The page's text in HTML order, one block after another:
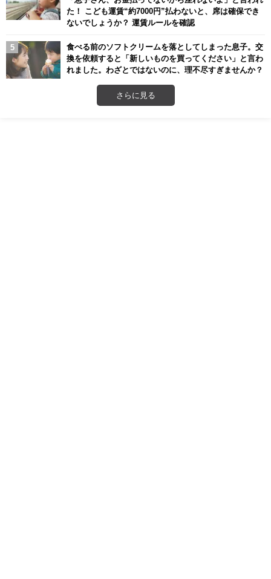
た！ こども運賃“約7000円”払わないと、席は確保でき
ないでしょうか？ 運賃ルールを確認
食べる前のソフトクリームを落としてしまった息子。交
換を依頼すると「新しいものを買ってください」と言わ
れました。わざとではないのに、理不尽すぎませんか？
さらに見る